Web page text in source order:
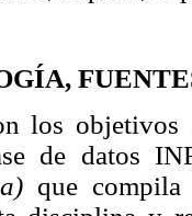
los objetivos
de datos
que